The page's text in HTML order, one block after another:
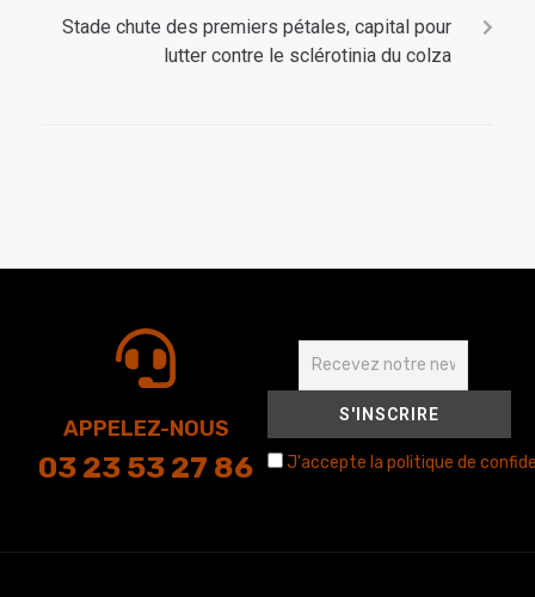
Stade chute des premiers pétales, capital pour
lutter contre le sclérotinia du colza
APPELEZ-NOUS
03 23 53 27 86 J'accepte la politique de